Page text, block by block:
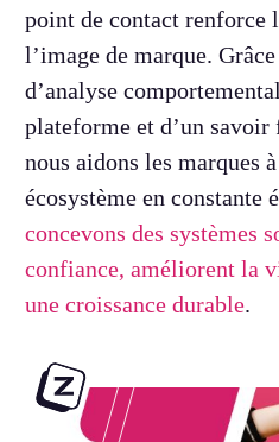
point de contact renforce
l’image de marque.
d’analyse
plateforme et d’un
nous aidons les marques
écosystème en
concevons des systèmes
confiance, améliorent la
une croissance durable.